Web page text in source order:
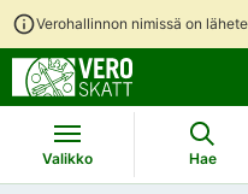
Verohallinnon nimissä on
Valikko Hae